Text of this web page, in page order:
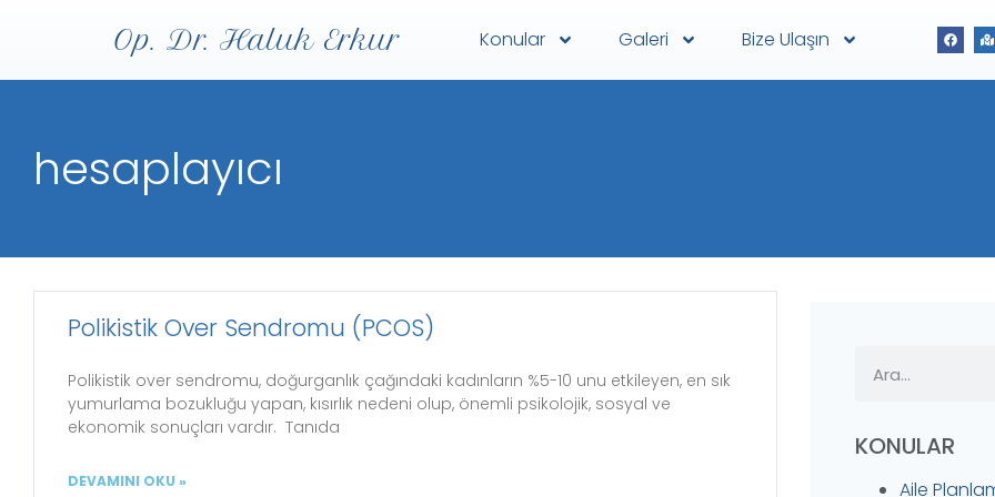
Op. Dr. Haluk Erkur Konular Galeri Bize Ulaşın
hesaplayıcı
Polikistik Over Sendromu (PCOS)
Polikistik over sendromu, doğurganlık çağındaki kadınların %5-10 unu etkileyen, en sık
yumurlama bozukluğu yapan, kısırlık nedeni olup, önemli psikolojik, sosyal ve
ekonomik sonuçları vardır. Tanıda
DEVAMINI OKU »
KONULAR
Aile